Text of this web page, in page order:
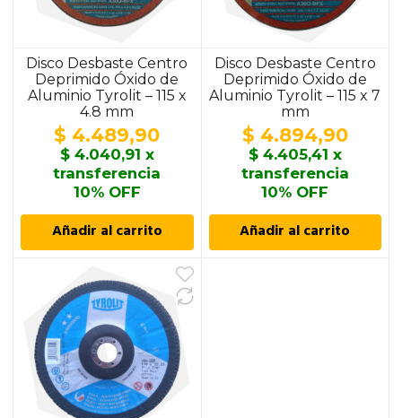
Disco Desbaste Centro
Deprimido Óxido de
Aluminio Tyrolit – 115 x
4.8 mm
$ 4.489,90
$4.040,91 x
transferencia
10% OFF
Añadir al carrito
Disco Desbaste Centro
Deprimido Óxido de
Aluminio Tyrolit – 115 x 7
mm
$ 4.894,90
$4.405,41 x
transferencia
10% OFF
Añadir al carrito